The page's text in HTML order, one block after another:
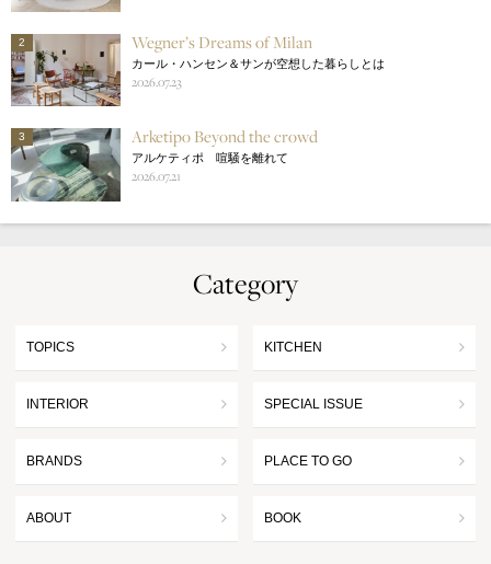
2 Wegner’s Dreams of Milan
カール・ハンセン＆サンが空想した暮らしとは
2026.07.23
3 Arketipo Beyond the crowd
アルケティポ 喧騒を離れて
2026.07.21
Category
TOPICS KITCHEN
INTERIOR SPECIAL ISSUE
BRANDS PLACE TO GO
ABOUT BOOK